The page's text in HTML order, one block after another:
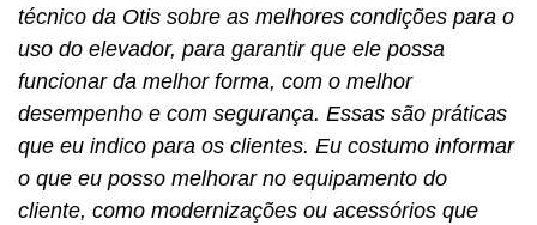
técnico da Otis sobre as melhores condições para o
uso do elevador, para garantir que ele possa
funcionar da melhor forma, com o melhor
desempenho e com segurança. Essas são práticas
que eu indico para os clientes. Eu costumo informar
o que eu posso melhorar no equipamento do
cliente, como modernizações ou acessórios que